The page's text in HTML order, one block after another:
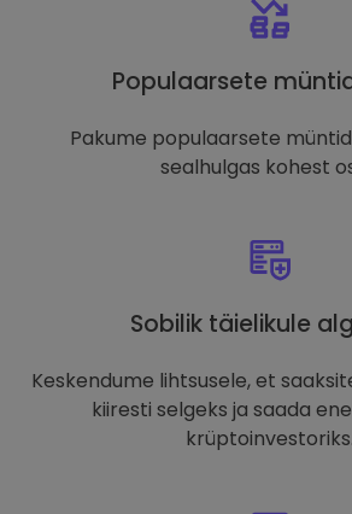
Populaarsete
Pakume populaarsete
sealhulgas kohest
Sobilik täielikule
Keskendume lihtsusele, et
kiiresti selgeks ja saada
krüptoinvestoriks.